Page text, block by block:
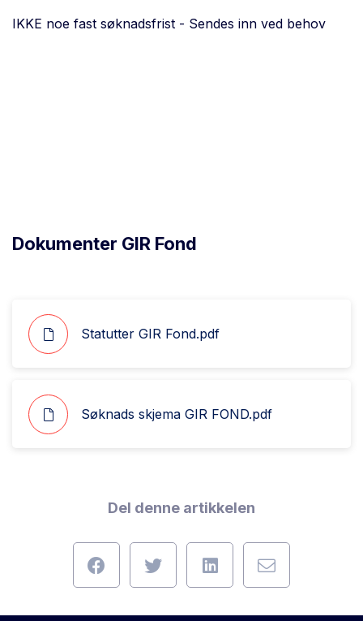
IKKE noe fast søknadsfrist - Sendes inn ved behov
Dokumenter GIR Fond
Statutter GIR Fond.pdf
Søknads skjema GIR FOND.pdf
Del denne artikkelen